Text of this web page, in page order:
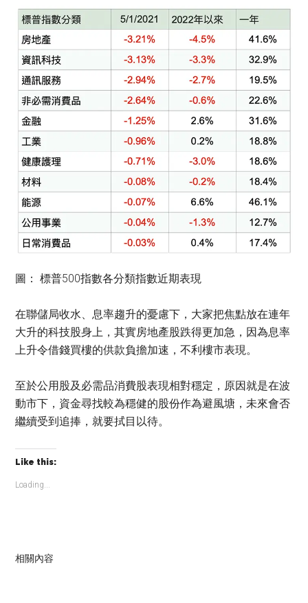
圖： 標普500指數各分類指數近期表現
在聯儲局收水、息率趨升的憂慮下，大家把焦點放在連年
大升的科技股身上，其實房地產股跌得更加急，因為息率
上升令借錢買樓的供款負擔加速，不利樓市表現。
至於公用股及必需品消費股表現相對穩定，原因就是在波
動市下，資金尋找較為穩健的股份作為避風塘，未來會否
繼續受到追捧，就要拭目以待。
Like this:
Loading...
相關內容